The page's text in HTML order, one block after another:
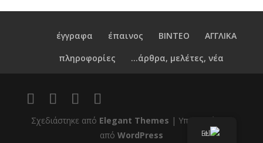
ΑΓΓΛΙΚΑ
ΒΙΝΤΕΟ
έπαινος
έγγραφα
άρθρα, μελέτες, νέα...
πληροφορίες
Σχεδιάστηκε από Elegant Themes | Υποστηρίζεται
από WordPress EL